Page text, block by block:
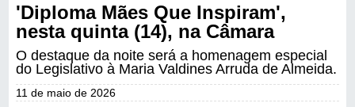
'Diploma Mães Que Inspiram',
nesta quinta (14), na Câmara
O destaque da noite será a homenagem especial
do Legislativo à Maria Valdines Arruda de Almeida.
11 de maio de 2026